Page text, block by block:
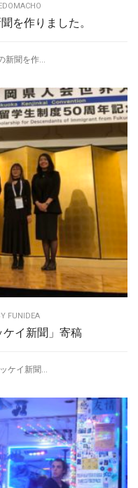
EDOMACHO
を作りました。
新聞を作...
FUNIDEA
イ新聞」寄稿
ケイ新聞...